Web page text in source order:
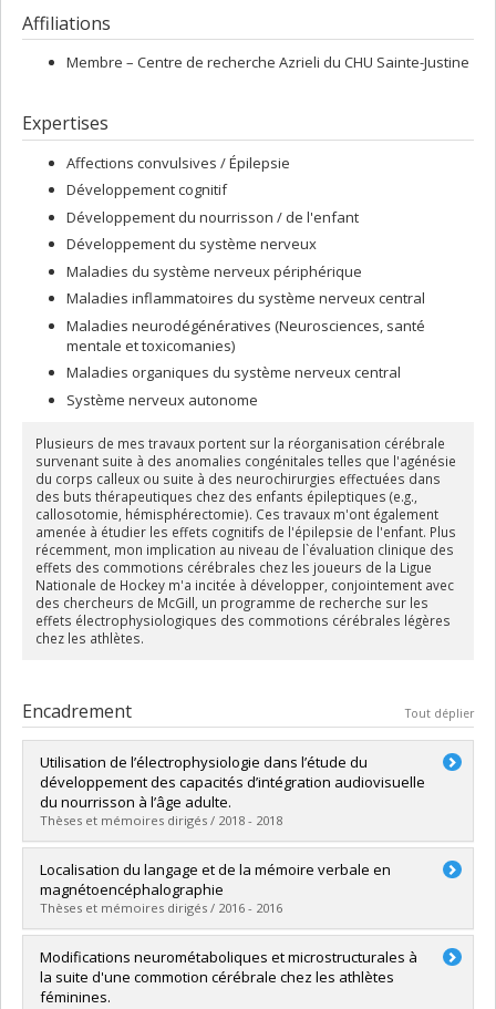
des commotions cérébrales chez les joueurs de la Ligue nationale
de hockey l'a conduite à élaborer, avec des chercheurs de
l’Université McGill, un programme de recherche sur les
Directrice scientifique du Fonds de recherche du Québec – Nature
et technologies depuis plus de six ans, Maryse Lassonde a
travaillé à la bonification de ses programmes et à la promotion de
ses activités de recherche, en plus d'avoir été l’instigatrice de
plusieurs partenariats internationaux. Elle a également été à
l’origine de plusieurs programmes et initiatives pour assurer une
présence accrue des femmes en sciences et en génie tant dans
les collèges et les universités que dans le secteur privé.
Devenue membre de la Société royale du Canada en 1997, Maryse
Lassonde a obtenu le prix Acfas Marcel-Vincent en 1998. L’année
suivante, elle a été reçue chevalière de l’Ordre national du
Québec, puis a été promue officière en 2012.
Affiliations
Membre – Centre de recherche Azrieli du CHU Sainte-Justine
Expertises
Affections convulsives / Épilepsie
Développement cognitif
Développement du nourrisson / de l'enfant
Développement du système nerveux
Maladies du système nerveux périphérique
Maladies inflammatoires du système nerveux central
Maladies neurodégénératives (Neurosciences, santé
mentale et toxicomanies)
Maladies organiques du système nerveux central
Système nerveux autonome
Plusieurs de mes travaux portent sur la réorganisation cérébrale
survenant suite à des anomalies congénitales telles que l'agénésie
du corps calleux ou suite à des neurochirurgies effectuées dans
des buts thérapeutiques chez des enfants épileptiques (e.g.,
callosotomie, hémisphérectomie). Ces travaux m'ont également
amenée à étudier les effets cognitifs de l'épilepsie de l'enfant. Plus
récemment, mon implication au niveau de l`évaluation clinique des
effets des commotions cérébrales chez les joueurs de la Ligue
Nationale de Hockey m'a incitée à développer, conjointement avec
des chercheurs de McGill, un programme de recherche sur les
effets électrophysiologiques des commotions cérébrales légères
chez les athlètes.
Encadrement Tout déplier
Utilisation de l’électrophysiologie dans l’étude du
développement des capacités d’intégration audiovisuelle
du nourrisson à l’âge adulte.
Thèses et mémoires dirigés / 2018 - 2018
Diplômé(e) :Dionne-Dostie, Emmanuelle
Cycle :Doctorat
Diplôme obtenu :Ph. D.
Lien vers le document dans Papyrus
Localisation du langage et de la mémoire verbale en
magnétoencéphalographie
Thèses et mémoires dirigés / 2016 - 2016
Diplômé(e) :Pirmoradi, Mona
Cycle :Doctorat
Diplôme obtenu :
Modifications neurométaboliques et microstructurales à
la suite d'une commotion cérébrale chez les athlètes
féminines.